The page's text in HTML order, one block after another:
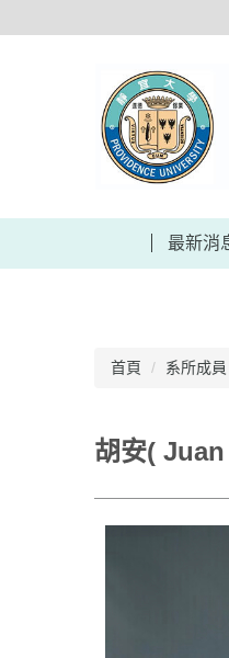
到
最新消
首頁 系所成員
胡安(